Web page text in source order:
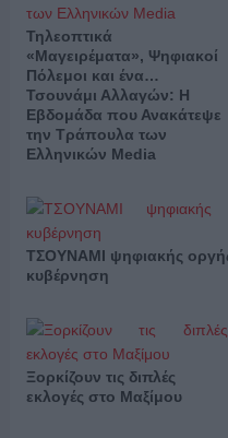
Τηλεοπτικά
«Μαγειρέματα», Ψηφιακοί
Πόλεμοι και ένα…
Τσουνάμι Αλλαγών: Η
Εβδομάδα που Ανακάτεψε
την Τράπουλα των
Ελληνικών Media
ΤΣΟΥΝΑΜΙ ψηφιακής
κυβέρνηση
Ξορκίζουν τις διπλές
εκλογές στο Μαξίμου